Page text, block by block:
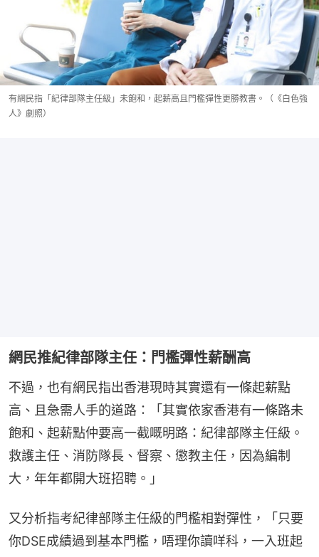
有網民指「紀律部隊主任級」未飽和，起薪高且門檻彈性更勝教書。（《白色強
人》劇照）
網民推紀律部隊主任：門檻彈性薪酬高
不過，也有網民指出香港現時其實還有一條起薪點
高、且急需人手的道路：「其實依家香港有一條路未
飽和、起薪點仲要高一截嘅明路：紀律部隊主任級。
救護主任、消防隊長、督察、懲教主任，因為編制
大，年年都開大班招聘。」
又分析指考紀律部隊主任級的門檻相對彈性，「只要
你DSE成績過到基本門檻，唔理你讀咩科，一入班起